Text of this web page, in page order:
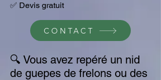
✅ Devis gratuit
🔍 Vous avez repéré un nid
de guepes de frelons ou des
CONTACT